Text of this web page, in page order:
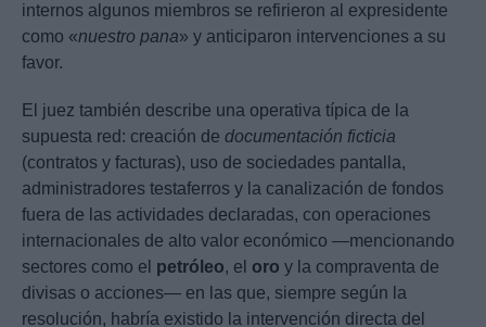
internos algunos miembros se refirieron al expresidente
como «nuestro pana» y anticiparon intervenciones a su
favor.
El juez también describe una operativa típica de la
supuesta red: creación de documentación ficticia
(contratos y facturas), uso de sociedades pantalla,
administradores testaferros y la canalización de fondos
fuera de las actividades declaradas, con operaciones
internacionales de alto valor económico —mencionando
sectores como el petróleo, el oro y la compraventa de
divisas o acciones— en las que, siempre según la
resolución, habría existido la intervención directa del